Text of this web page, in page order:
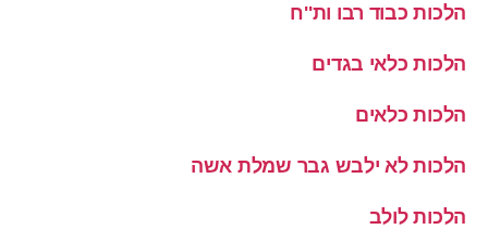
הלכות כבוד רבו ות''ח
הלכות כלאי בגדים
הלכות כלאים
הלכות לא ילבש גבר שמלת אשה
הלכות לולב